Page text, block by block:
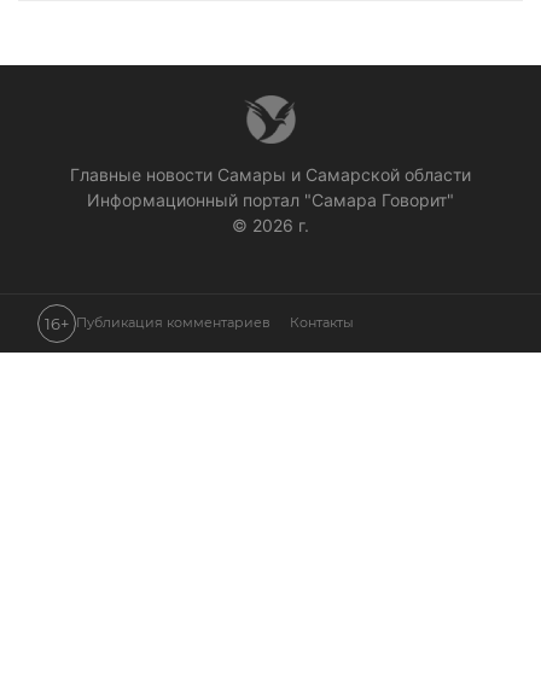
Главные новости Самары и Самарской области
Информационный портал "Самара Говорит"
© 2026 г.
16+ Публикация комментариев Контакты